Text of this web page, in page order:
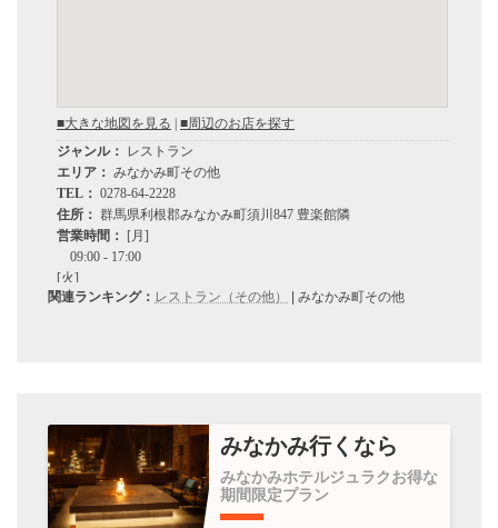
関連ランキング： レストラン（その他） | みなかみ町その他
みなかみ行くなら
みなかみホテルジュラクお得な
期間限定プラン